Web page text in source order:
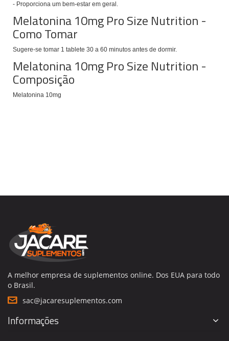
- Proporciona um bem-estar em geral.
Melatonina 10mg Pro Size Nutrition -
Como Tomar
Sugere-se tomar 1 tablete 30 a 60 minutos antes de dormir.
Melatonina 10mg Pro Size Nutrition -
Composição
Melatonina 10mg
A melhor empresa de suplementos online. Dos EUA para todo
o Brasil.
sac@jacaresuplementos.com
Informações